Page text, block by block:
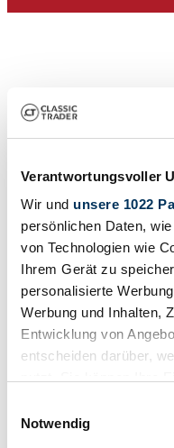
Verantwortungsvoller
Wir und unsere 1022
persönlichen Daten,
von Technologien wie
Ihrem Gerät zu
personalisierte
Werbung und Inhalten,
Entwicklung von
entscheiden darüber,
Trigger Symbol ändern
Notwendig
Particulier
Typologie
Grand tourisme
Kilométrage (lire)
Puissance (kW/CV)
6 / 8